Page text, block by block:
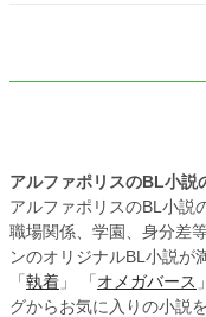
アルファポリスのBL小説
アルファポリスのBL小説
職場関係、学園、身分差
ンのオリジナルBL小説が
「 執着 」 「 オメガバース
グからお気に入りの小説